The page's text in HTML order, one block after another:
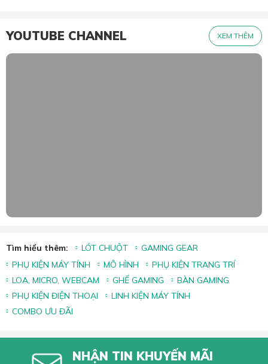
YOUTUBE CHANNEL XEM THÊM
Tìm hiểu thêm: LÓT CHUỘT
GAMING GEAR
PHỤ KIỆN MÁY TÍNH
MÔ HÌNH
PHỤ KIỆN TRANG TRÍ
LOA, MICRO, WEBCAM
GHẾ GAMING
BÀN GAMING
PHỤ KIỆN ĐIỆN THOẠI
LINH KIỆN MÁY TÍNH
COMBO ƯU ĐÃI
NHẬN TIN KHUYẾN MÃI